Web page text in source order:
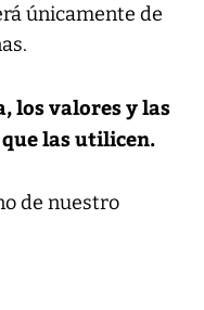
únicamente de
los valores y las
las utilicen.
de nuestro